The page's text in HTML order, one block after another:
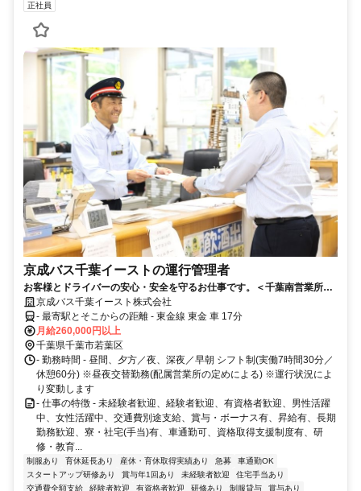
正社員
京成バス千葉イーストの運行管理者
お客様とドライバーの安心・安全を守るお仕事です。＜千葉南営業所勤
務 バス運行管理者 募集！＞給与・待遇ともにベースアップ！京成グル
ープの『京成バス千葉イースト』でスタッフ増員募集中です！
京成バス千葉イースト株式会社
- 最寄駅とそこからの距離 - 東金線 東金 車 17分
月給260,000円以上
千葉県千葉市若葉区
- 勤務時間 - 昼間、夕方／夜、深夜／早朝 シフト制(実働7時間30分／
休憩60分) ※昼夜交替勤務(配属営業所の定めによる) ※運行状況によ
り変動します
- 仕事の特徴 - 未経験者歓迎、経験者歓迎、有資格者歓迎、男性活躍
中、女性活躍中、交通費別途支給、賞与・ボーナス有、昇給有、長期
勤務歓迎、寮・社宅(手当)有、車通勤可、資格取得支援制度有、研
修・教育...
制服あり 育休延長あり 産休・育休取得実績あり 急募
車通勤OK
スタートアップ研修あり
賞与年1回あり 未経験者歓迎
住宅手当あり
交通費全額支給
経験者歓迎 有資格者歓迎 研修あり 制服貸与
賞与あり